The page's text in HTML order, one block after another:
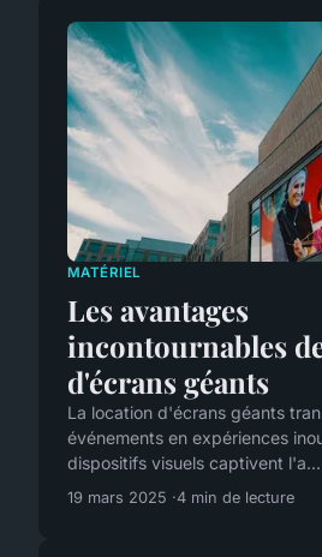
MATÉRIEL
Les avantages
incontournables
d'écrans géants
La location d'écrans géants
événements en expériences
dispositifs visuels captivent l'a...
19 mars 2025 4 min de lecture